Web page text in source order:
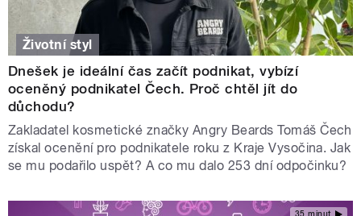
Životní styl
Dnešek je ideální čas začít podnikat, vybízí
oceněný podnikatel Čech. Proč chtěl jít do
důchodu?
Zakladatel kosmetické značky Angry Beards Tomáš Čech
získal ocenění pro podnikatele roku z Kraje Vysočina. Jak
se mu podařilo uspět? A co mu dalo 253 dní odpočinku?
35 minut